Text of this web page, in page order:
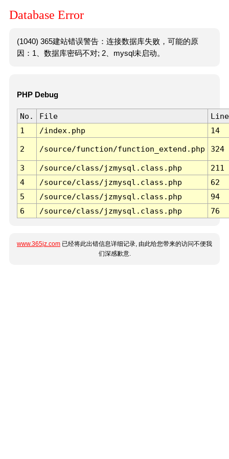
Database Error
(1040) 365建站错误警告：连接数据库失败，可能的原
因：1、数据库密码不对; 2、mysql未启动。
PHP Debug
No. File
Line
1
/index.php 14
2 /source/function/function_extend.php 324
3 /source/class/jzmysql.class.php
211
4
/source/class/jzmysql.class.php
62
5
/source/class/jzmysql.class.php
94
6
/source/class/jzmysql.class.php 76
www.365jz.com 已经将此出错信息详细记录, 由此给您带来的访问不便我
们深感歉意.